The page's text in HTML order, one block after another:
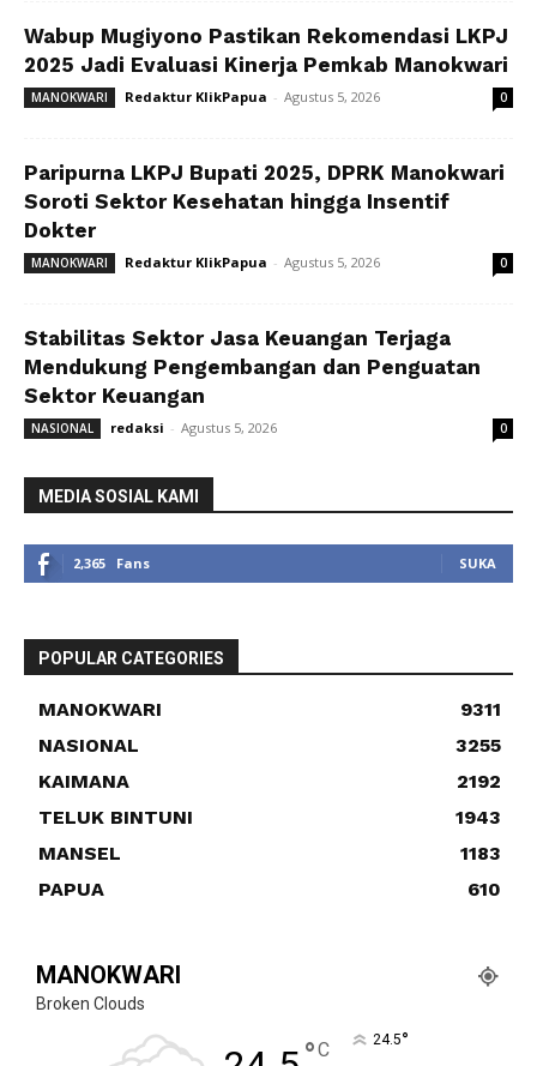
Wabup Mugiyono Pastikan Rekomendasi LKPJ
2025 Jadi Evaluasi Kinerja Pemkab Manokwari
MANOKWARI Redaktur KlikPapua - Agustus 5, 2026 0
Paripurna LKPJ Bupati 2025, DPRK Manokwari
Soroti Sektor Kesehatan hingga Insentif
Dokter
MANOKWARI Redaktur KlikPapua - Agustus 5, 2026 0
Stabilitas Sektor Jasa Keuangan Terjaga
Mendukung Pengembangan dan Penguatan
Sektor Keuangan
NASIONAL redaksi - Agustus 5, 2026 0
MEDIA SOSIAL KAMI
2,365 Fans SUKA
POPULAR CATEGORIES
MANOKWARI
9311
NASIONAL
3255
KAIMANA
2192
TELUK BINTUNI
1943
MANSEL
1183
PAPUA
610
MANOKWARI
Broken Clouds
°C 24.5°